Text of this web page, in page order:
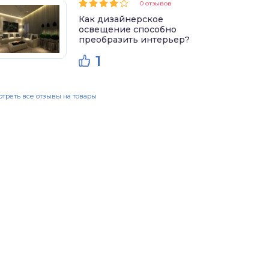
0 отзывов
Как дизайнерское
освещение способно
преобразить интерьер?
1
все отзывы на товары